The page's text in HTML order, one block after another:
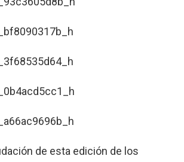
de esta edición de los